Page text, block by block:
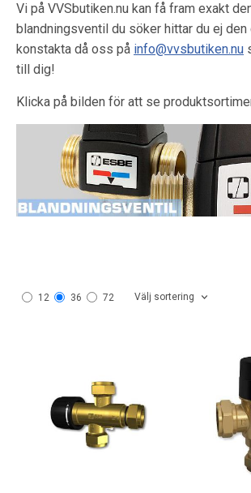
Vi på VVSbutiken.nu kan få fram exakt
blandningsventil du söker hittar du ej
konstakta då oss på info@vvsbutiken.nu
till dig!
Klicka på bilden för att se
12 36 72 Välj sortering